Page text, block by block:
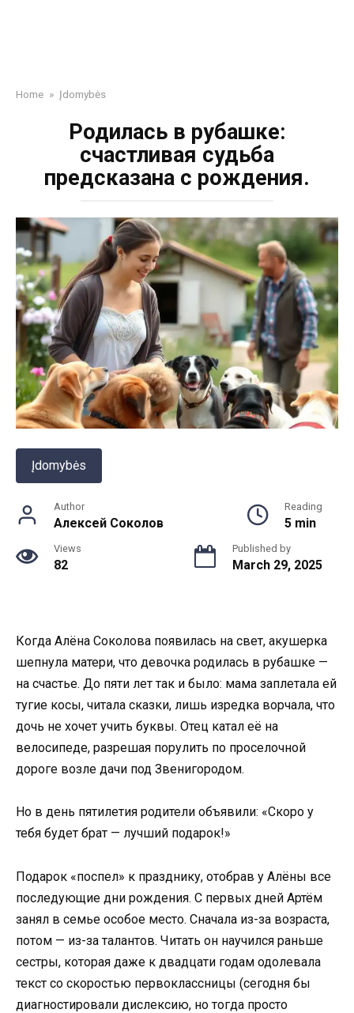
Home » Įdomybės
Родилась в рубашке:
счастливая судьба
предсказана с рождения.
Įdomybės
Author
Алексей Соколов
Reading
5 min
Views
82
Published by
March 29, 2025
Когда Алёна Соколова появилась на свет, акушерка
шепнула матери, что девочка родилась в рубашке —
на счастье. До пяти лет так и было: мама заплетала ей
тугие косы, читала сказки, лишь изредка ворчала, что
дочь не хочет учить буквы. Отец катал её на
велосипеде, разрешая порулить по проселочной
дороге возле дачи под Звенигородом.
Но в день пятилетия родители объявили: «Скоро у
тебя будет брат — лучший подарок!»
Подарок «поспел» к празднику, отобрав у Алёны все
последующие дни рождения. С первых дней Артём
занял в семье особое место. Сначала из-за возраста,
потом — из-за талантов. Читать он научился раньше
сестры, которая даже к двадцати годам одолевала
текст со скоростью первоклассницы (сегодня бы
диагностировали дислексию, но тогда просто